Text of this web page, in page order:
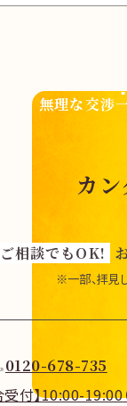
無理な交渉
カ
相談でもOK!
※一部、拝見
0120-678-735
受付】10:00-19:00